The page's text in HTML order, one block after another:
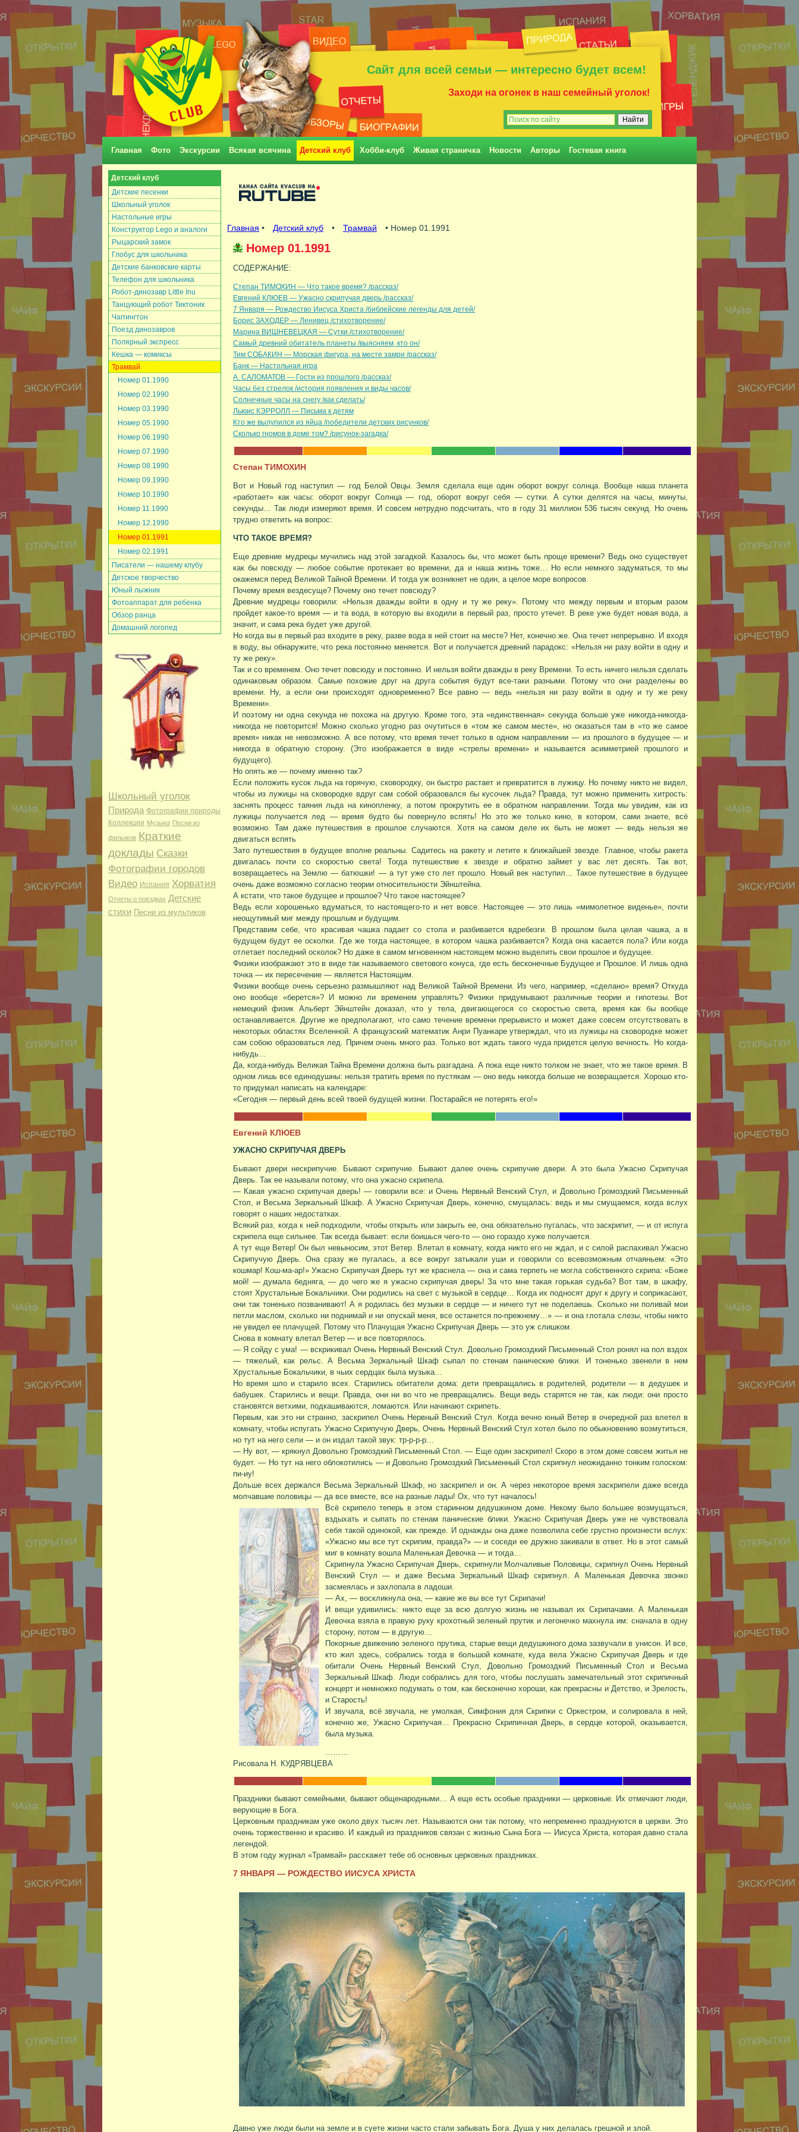
Сайт для всей семьи — интересно будет всем!
Заходи на огонек в наш семейный уголок!
Главная Фото Экскурсии Всякая всячина Детский клуб Хобби-клуб Живая страничка Новости Авторы Гостевая книга
Детский клуб
Детские песенки
Школьный уголок
Настольные игры
Конструктор Lego и аналоги
Рыцарский замок
Глобус для школьника
Детские банковские карты
Телефон для школьника
Робот-динозавр Little Inu
Танцующий робот Тиктоник
Чаггингтон
Поезд динозавров
Полярный экспресс
Кешка — комиксы
Трамвай
Номер 01.1990
Номер 02.1990
Номер 03.1990
Номер 05.1990
Номер 06.1990
Номер 07.1990
Номер 08.1990
Номер 09.1990
Номер 10.1990
Номер 11.1990
Номер 12.1990
Номер 01.1991
Номер 02.1991
Писатели — нашему клубу
Детское творчество
Юный лыжник
Фотоаппарат для ребенка
Обзор ранца
Домашний логопед
Школьный уголок
Природа Фотографии природы
Коллекции Музыка Песни из
фильмов Краткие
доклады Сказки
Фотографии городов
Видео Испания Хорватия
Отчеты о поездках Детские
стихи Песни из мультиков
Главная • Детский клуб • Трамвай • Номер 01.1991
Номер 01.1991
СОДЕРЖАНИЕ:
Степан ТИМОХИН — Что такое время? /рассказ/
Евгений КЛЮЕВ — Ужасно скрипучая дверь /рассказ/
7 Января — Рождество Иисуса Христа /библейские легенды для детей/
Борис ЗАХОДЕР — Ленивец /стихотворение/
Марина ВИШНЕВЕЦКАЯ — Сутки /стихотворение/
Самый древний обитатель планеты /выясняем, кто он/
Тим СОБАКИН — Морская фигура, на месте замри /рассказ/
Банк — Настольная игра
А. САЛОМАТОВ — Гости из прошлого /рассказ/
Часы без стрелок /история появления и виды часов/
Солнечные часы на снегу /как сделать/
Льюис КЭРРОЛЛ — Письма к детям
Кто же вылупился из яйца /победители детских рисунков/
Сколько гномов в доме том? /рисунок-загадка/
Степан ТИМОХИН
Вот и Новый год наступил — год Белой Овцы. Земля сделала еще один оборот вокруг солнца. Вообще наша планета
«работает» как часы: оборот вокруг Солнца — год, оборот вокруг себя — сутки. А сутки делятся на часы, минуты,
секунды… Так люди измеряют время. И совсем нетрудно подсчитать, что в году 31 миллион 536 тысяч секунд. Но очень
трудно ответить на вопрос:
ЧТО ТАКОЕ ВРЕМЯ?
Еще древние мудрецы мучились над этой загадкой. Казалось бы, что может быть проще времени? Ведь оно существует
как бы повсюду — любое событие протекает во времени, да и наша жизнь тоже… Но если немного задуматься, то мы
окажемся перед Великой Тайной Времени. И тогда уж возникнет не один, а целое море вопросов.
Почему время вездесуще? Почему оно течет повсюду?
Древние мудрецы говорили: «Нельзя дважды войти в одну и ту же реку». Потому что между первым и вторым разом
пройдет какое-то время — и та вода, в которую вы входили в первый раз, просто утечет. В реке уже будет новая вода, а
значит, и сама река будет уже другой.
Но когда вы в первый раз входите в реку, разве вода в ней стоит на месте? Нет, конечно же. Она течет непрерывно. И входя
в воду, вы обнаружите, что река постоянно меняется. Вот и получается древний парадокс: «Нельзя ни разу войти в одну и
ту же реку».
Так и со временем. Оно течет повсюду и постоянно. И нельзя войти дважды в реку Времени. То есть ничего нельзя сделать
одинаковым образом. Самые похожие друг на друга события будут все-таки разными. Потому что они разделены во
времени. Ну, а если они происходят одновременно? Все равно — ведь «нельзя ни разу войти в одну и ту же реку
Времени».
И поэтому ни одна секунда не похожа на другую. Кроме того, эта «единственная» секунда больше уже никогда-никогда-
никогда не повторится! Можно сколько угодно раз очутиться в «том же самом месте», но оказаться там в «то же самое
время» никак не невозможно. А все потому, что время течет только в одном направлении — из прошлого в будущее — и
никогда в обратную сторону. (Это изображается в виде «стрелы времени» и называется асимметрией прошлого и
будущего).
Но опять же — почему именно так?
Если положить кусок льда на горячую, сковородку, он быстро растает и превратится в лужицу. Но почему никто не видел,
чтобы из лужицы на сковородке вдруг сам собой образовался бы кусочек льда? Правда, тут можно применить хитрость:
заснять процесс таяния льда на кинопленку, а потом прокрутить ее в обратном направлении. Тогда мы увидим, как из
лужицы получается лед — время будто бы повернуло вспять! Но это же только кино, в котором, сами знаете, всё
возможно. Там даже путешествия в прошлое случаются. Хотя на самом деле их быть не может — ведь нельзя же
двигаться вспять
Зато путешествия в будущее вполне реальны. Садитесь на ракету и летите к ближайшей звезде. Главное, чтобы ракета
двигалась почти со скоростью света! Тогда путешествие к звезде и обратно займет у вас лет десять. Так вот,
возвращаетесь на Землю — батюшки! — а тут уже сто лет прошло. Новый век наступил… Такое путешествие в будущее
очень даже возможно согласно теории относительности Эйнштейна.
А кстати, что такое будущее и прошлое? Что такое настоящее?
Ведь если хорошенько вдуматься, то настоящего-то и нет вовсе. Настоящее — это лишь «мимолетное виденье», почти
неощутимый миг между прошлым и будущим.
Представим себе, что красивая чашка падает со стола и разбивается вдребезги. В прошлом была целая чашка, а в
будущем будут ее осколки. Где же тогда настоящее, в котором чашка разбивается? Когда она касается пола? Или когда
отлетает последний осколок? Но даже в самом мгновенном настоящем можно выделить свои прошлое и будущее.
Физики изображают это в виде так называемого светового конуса, где есть бесконечные Будущее и Прошлое. И лишь одна
точка — их пересечение — является Настоящим.
Физики вообще очень серьезно размышляют над Великой Тайной Времени. Из чего, например, «сделано» время? Откуда
оно вообще «берется»? И можно ли временем управлять? Физики придумывают различные теории и гипотезы. Вот
немецкий физик Альберт Эйнштейн доказал, что у тела, двигающегося со скоростью света, время как бы вообще
останавливается. Другие же предполагают, что само течение времени прерывисто и может даже совсем отсутствовать в
некоторых областях Вселенной. А французский математик Анри Пуанкаре утверждал, что из лужицы на сковородке может
сам собою образоваться лед. Причем очень много раз. Только вот ждать такого чуда придется целую вечность. Но когда-
нибудь…
Да, когда-нибудь Великая Тайна Времени должна быть разгадана. А пока еще никто толком не знает, что же такое время. В
одном лишь все единодушны: нельзя тратить время по пустякам — оно ведь никогда больше не возвращается. Хорошо кто-
то придумал написать на календаре:
«Сегодня — первый день всей твоей будущей жизни. Постарайся не потерять его!»
Евгений КЛЮЕВ
УЖАСНО СКРИПУЧАЯ ДВЕРЬ
Бывают двери нескрипучие. Бывают скрипучие. Бывают далее очень скрипучие двери. А это была Ужасно Скрипучая
Дверь. Так ее называли потому, что она ужасно скрипела.
— Какая ужасно скрипучая дверь! — говорили все: и Очень Нервный Венский Стул, и Довольно Громоздкий Письменный
Стол, и Весьма Зеркальный Шкаф. А Ужасно Скрипучая Дверь, конечно, смущалась: ведь и мы смущаемся, когда вслух
говорят о наших недостатках.
Всякий раз, когда к ней подходили, чтобы открыть или закрыть ее, она обязательно пугалась, что заскрипит, — и от испуга
скрипела еще сильнее. Так всегда бывает: если боишься чего-то — оно гораздо хуже получается.
А тут еще Ветер! Он был невыносим, этот Ветер. Влетал в комнату, когда никто его не ждал, и с силой распахивал Ужасно
Скрипучую Дверь. Она сразу же пугалась, а все вокруг затыкали уши и говорили со всевозможным отчаяньем: «Это
кошмар! Кош-ма-ар!» Ужасно Скрипучая Дверь тут же краснела — она и сама терпеть не могла собственного скрипа: «Боже
мой! — думала бедняга, — до чего же я ужасно скрипучая дверь! За что мне такая горькая судьба? Вот там, в шкафу,
стоят Хрустальные Бокальчики. Они родились на свет с музыкой в сердце… Когда их подносят друг к другу и соприкасают,
они так тоненько позванивают! А я родилась без музыки в сердце — и ничего тут не поделаешь. Сколько ни поливай мои
петли маслом, сколько ни поднимай и ни опускай меня, все останется по-прежнему…» — и она глотала слезы, чтобы никто
не увидел ее плачущей. Потому что Плачущая Ужасно Скрипучая Дверь — это уж слишком.
Снова в комнату влетал Ветер — и все повторялось.
— Я сойду с ума! — вскрикивал Очень Нервный Венский Стул. Довольно Громоздкий Письменный Стол ронял на пол вздох
— тяжелый, как рельс. А Весьма Зеркальный Шкаф сыпал по стенам панические блики. И тоненько звенели в нем
Хрустальные Бокальчики, в чьих сердцах была музыка…
Но время шло и старило всех. Старились обитатели дома: дети превращались в родителей, родители — в дедушек и
бабушек. Старились и вещи. Правда, они ни во что не превращались. Вещи ведь старятся не так, как люди: они просто
становятся ветхими, подкашиваются, ломаются. Или начинают скрипеть.
Первым, как это ни странно, заскрипел Очень Нервный Венский Стул. Когда вечно юный Ветер в очередной раз влетел в
комнату, чтобы испугать Ужасно Скрипучую Дверь, Очень Нервный Венский Стул хотел было по обыкновению возмутиться,
но тут на него сели — и он издал такой звук: тр-р-р-р…
— Ну вот, — крякнул Довольно Громоздкий Письменный Стол. — Еще один заскрипел! Скоро в этом доме совсем житья не
будет. — Но тут на него облокотились — и Довольно Громоздкий Письменный Стол скрипнул неожиданно тонким голоском:
пи-иу!
Дольше всех держался Весьма Зеркальный Шкаф, но заскрипел и он. А через некоторое время заскрипели даже всегда
молчавшие половицы — да все вместе, все на разные лады! Ох, что тут началось!
Всё скрипело теперь в этом старинном дедушкином доме. Некому было большее возмущаться,
вздыхать и сыпать по стенам панические блики. Ужасно Скрипучая Дверь уже не чувствовала
себя такой одинокой, как прежде. И однажды она даже позволила себе грустно произнести вслух:
«Ужасно мы все тут скрипим, правда?» — и соседи ее дружно закивали в ответ. Но в этот самый
миг в комнату вошла Маленькая Девочка — и тогда…
Скрипнула Ужасно Скрипучая Дверь, скрипнули Молчаливые Половицы, скрипнул Очень Нервный
Венский Стул — и даже Весьма Зеркальный Шкаф скрипнул. А Маленькая Девочка звонко
засмеялась и захлопала в ладоши.
— Ах, — воскликнула она, — какие же вы все тут Скрипачи!
И вещи удивились: никто еще за всю долгую жизнь не называл их Скрипачами. А Маленькая
Девочка взяла в правую руку крохотный зеленый прутик и легонечко махнула им: сначала в одну
сторону, потом — в другую…
Покорные движению зеленого прутика, старые вещи дедушкиного дома зазвучали в унисон. И все,
кто жил здесь, собрались тогда в большой комнате, куда вела Ужасно Скрипучая Дверь и где
обитали Очень Нервный Венский Стул, Довольно Громоздкий Письменный Стол и Весьма
Зеркальный Шкаф. Люди собрались для того, чтобы послушать замечательный этот скрипичный
концерт и немножко подумать о том, как бесконечно хороши, как прекрасны и Детство, и Зрелость,
и Старость!
И звучала, всё звучала, не умолкая, Симфония для Скрипки с Оркестром, и солировала в ней,
конечно же, Ужасно Скрипучая… Прекрасно Скрипичная Дверь, в сердце которой, оказывается,
была музыка.
………
Рисовала Н. КУДРЯВЦЕВА
Праздники бывают семейными, бывают общенародными… А еще есть особые праздники — церковные. Их отмечают люди,
верующие в Бога.
Церковным праздникам уже около двух тысяч лет. Называются они так потому, что непременно празднуются в церкви. Это
очень торжественно и красиво. И каждый из праздников связан с жизнью Сына Бога — Иисуса Христа, которая давно стала
легендой.
В этом году журнал «Трамвай» расскажет тебе об основных церковных праздниках.
7 ЯНВАРЯ — РОЖДЕСТВО ИИСУСА ХРИСТА
Давно уже люди были на земле и в суете жизни часто стали забывать Бога. Душа у них делалась грешной и злой.